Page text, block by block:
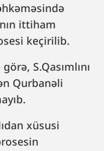
ittiham
keçirilib.
S.Qasımlını
Qurbanəli
xüsusi